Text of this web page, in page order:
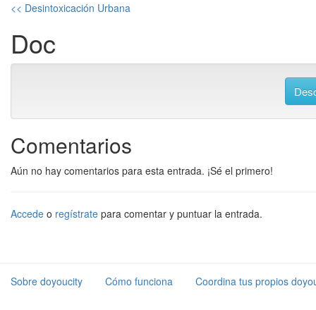
<< Desintoxicación Urbana
Doc
Comentarios
Aún no hay comentarios para esta entrada. ¡Sé el primero!
Accede o regístrate para comentar y puntuar la entrada.
Sobre doyoucity Cómo funciona Coordina tus propios